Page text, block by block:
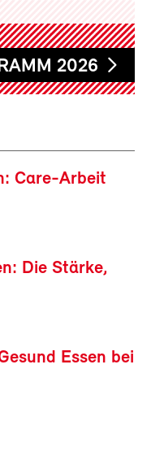
2026
Care-Arbeit
Die Stärke,
Essen bei